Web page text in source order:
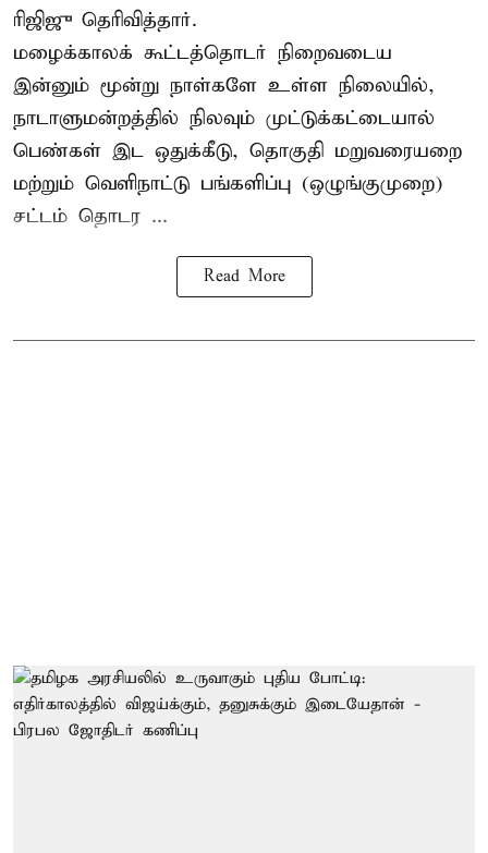
ரிஜிஜு தெரிவித்தார்.
மழைக்காலக் கூட்டத்தொடர் நிறைவடைய
இன்னும் மூன்று நாள்களே உள்ள நிலையில்,
நாடாளுமன்றத்தில் நிலவும் முட்டுக்கட்டையால்
பெண்கள் இட ஒதுக்கீடு, தொகுதி மறுவரையறை
மற்றும் வெளிநாட்டு பங்களிப்பு (ஒழுங்குமுறை)
சட்டம் தொடர ...
Read More